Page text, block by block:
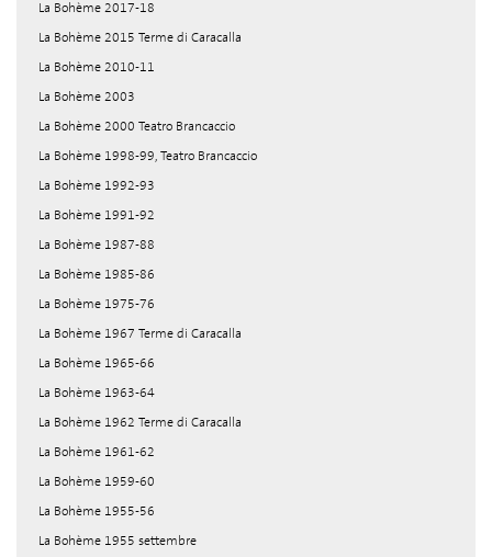
La Bohème 2017-18
La Bohème 2015 Terme di Caracalla
La Bohème 2010-11
La Bohème 2003
La Bohème 2000 Teatro Brancaccio
La Bohème 1998-99, Teatro Brancaccio
La Bohème 1992-93
La Bohème 1991-92
La Bohème 1987-88
La Bohème 1985-86
La Bohème 1975-76
La Bohème 1967 Terme di Caracalla
La Bohème 1965-66
La Bohème 1963-64
La Bohème 1962 Terme di Caracalla
La Bohème 1961-62
La Bohème 1959-60
La Bohème 1955-56
La Bohème 1955 settembre